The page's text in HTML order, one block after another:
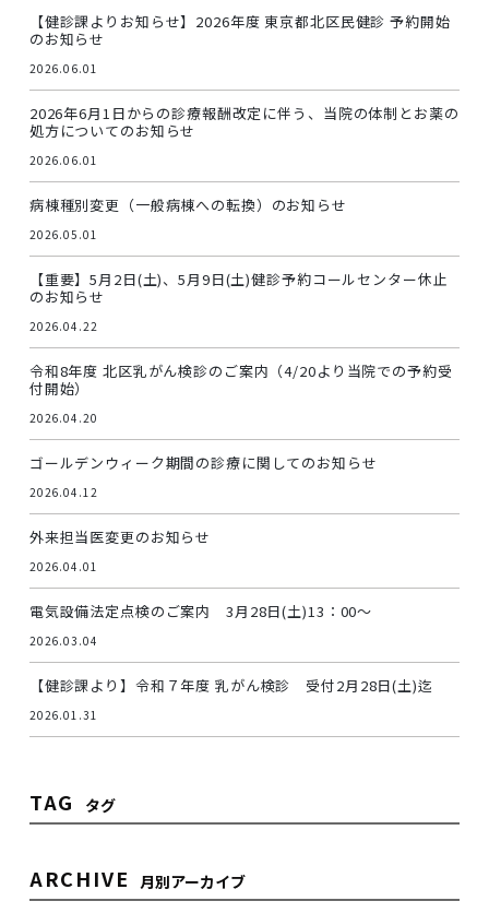
【健診課よりお知らせ】2026年度 東京都北区民健診 予約開始
のお知らせ
2026.06.01
2026年6月1日からの診療報酬改定に伴う、当院の体制とお薬の
処方についてのお知らせ
2026.06.01
病棟種別変更（一般病棟への転換）のお知らせ
2026.05.01
【重要】5月2日(土)、5月9日(土)健診予約コールセンター休止
のお知らせ
2026.04.22
令和8年度 北区乳がん検診のご案内（4/20より当院での予約受
付開始）
2026.04.20
ゴールデンウィーク期間の診療に関してのお知らせ
2026.04.12
外来担当医変更のお知らせ
2026.04.01
電気設備法定点検のご案内 3月28日(土)13：00～
2026.03.04
【健診課より】令和７年度 乳がん検診 受付2月28日(土)迄
2026.01.31
TAG タグ
ARCHIVE 月別アーカイブ